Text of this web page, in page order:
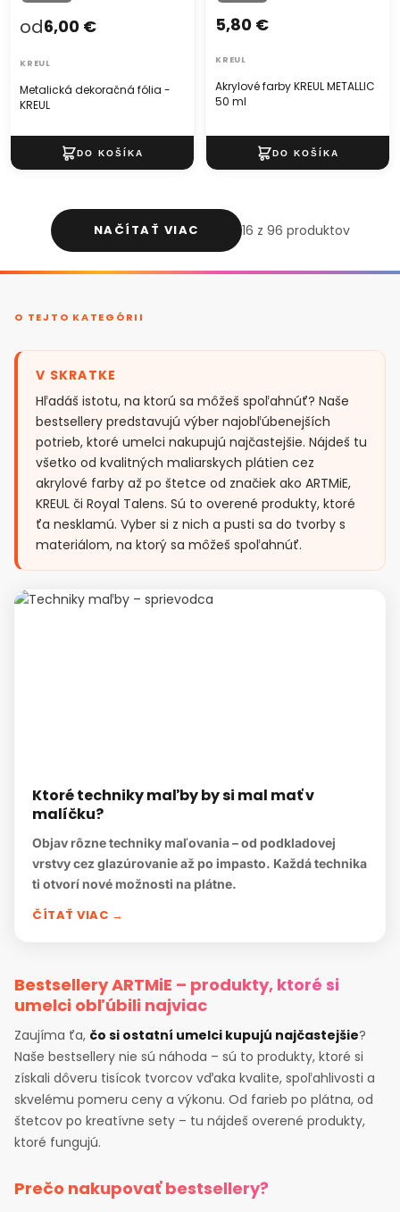
Metalická dekoračná fólia -
KREUL
od6,00 €
KREUL
Akrylové farby KREUL METALLIC
50 ml
5,80 €
KREUL
NAČÍTAŤ VIAC 16 z 96 produktov
O TEJTO KATEGÓRII
V SKRATKE
Hľadáš istotu, na ktorú sa môžeš spoľahnúť? Naše
bestsellery predstavujú výber najobľúbenejších
potrieb, ktoré umelci nakupujú najčastejšie. Nájdeš tu
všetko od kvalitných maliarskych plátien cez
akrylové farby až po štetce od značiek ako ARTMiE,
KREUL či Royal Talens. Sú to overené produkty, ktoré
ťa nesklamú. Vyber si z nich a pusti sa do tvorby s
materiálom, na ktorý sa môžeš spoľahnúť.
Ktoré techniky maľby by si mal mať v
malíčku?
Objav rôzne techniky maľovania – od podkladovej
vrstvy cez glazúrovanie až po impasto. Každá technika
ti otvorí nové možnosti na plátne.
ČÍTAŤ VIAC →
Bestsellery ARTMiE – produkty, ktoré si
umelci obľúbili najviac
Zaujíma ťa, čo si ostatní umelci kupujú najčastejšie?
Naše bestsellery nie sú náhoda – sú to produkty, ktoré si
získali dôveru tisícok tvorcov vďaka kvalite, spoľahlivosti a
skvelému pomeru ceny a výkonu. Od farieb po plátna, od
štetcov po kreatívne sety – tu nájdeš overené produkty,
ktoré fungujú.
Prečo nakupovať bestsellery?